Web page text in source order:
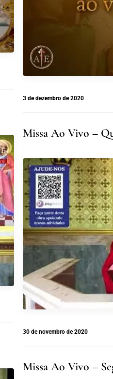
3 de dezembro de 2020
Missa Ao Vivo –
30 de novembro de 2020
Missa Ao Vivo –